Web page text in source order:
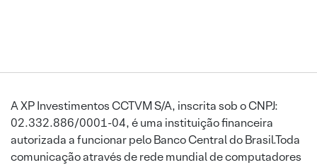
A XP Investimentos CCTVM S/A, inscrita sob o CNPJ:
02.332.886/0001-04, é uma instituição financeira
autorizada a funcionar pelo Banco Central do Brasil.Toda
comunicação através de rede mundial de computadores